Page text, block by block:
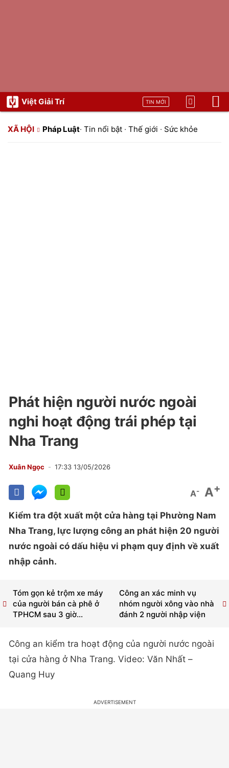
Việt Giải Trí TIN MỚI
XÃ HỘI Pháp Luật· Tin nổi bật · Thế giới · Sức khỏe
Phát hiện người nước ngoài
nghi hoạt động trái phép tại
Nha Trang
Xuân Ngọc 17:33 13/05/2026
A- A+
Kiểm tra đột xuất một cửa hàng tại Phường Nam
Nha Trang, lực lượng công an phát hiện 20 người
nước ngoài có dấu hiệu vi phạm quy định về xuất
nhập cảnh.
Công an xác minh vụ
nhóm người xông vào nhà
đánh 2 người nhập viện
Tóm gọn kẻ trộm xe máy
của người bán cà phê ở
TPHCM sau 3 giờ...
Công an kiểm tra hoạt động của người nước ngoài
tại cửa hàng ở Nha Trang. Video: Văn Nhất –
Quang Huy